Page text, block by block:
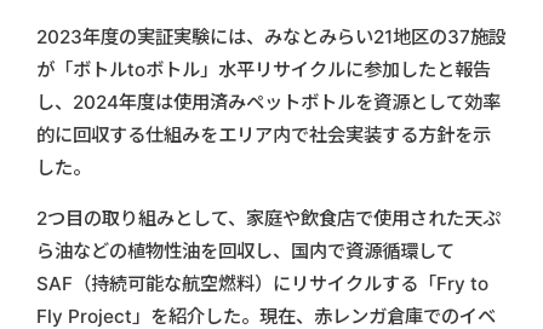
2023年度の実証実験には、みなとみらい21地区の37施設
が「ボトルtoボトル」水平リサイクルに参加したと報告
し、2024年度は使用済みペットボトルを資源として効率
的に回収する仕組みをエリア内で社会実装する方針を示
した。
2つ目の取り組みとして、家庭や飲食店で使用された天ぷ
ら油などの植物性油を回収し、国内で資源循環して
SAF（持続可能な航空燃料）にリサイクルする「Fry to
Fly Project」を紹介した。現在、赤レンガ倉庫でのイベ